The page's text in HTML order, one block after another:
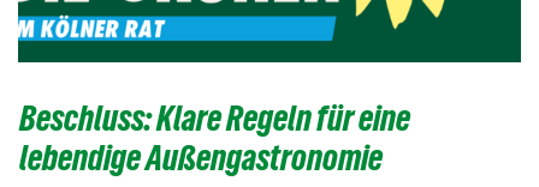
Beschluss: Klare Regeln für eine
lebendige Außengastronomie